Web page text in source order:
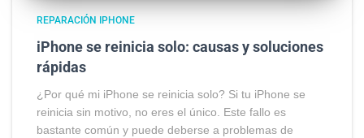
REPARACIÓN IPHONE
iPhone se reinicia solo: causas y soluciones
rápidas
¿Por qué mi iPhone se reinicia solo? Si tu iPhone se
reinicia sin motivo, no eres el único. Este fallo es
bastante común y puede deberse a problemas de